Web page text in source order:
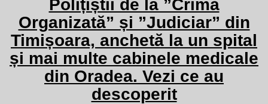
Polițiștii de la ”Crimă
Organizată” și ”Judiciar” din
Timișoara, anchetă la un spital
și mai multe cabinele medicale
din Oradea. Vezi ce au
descoperit